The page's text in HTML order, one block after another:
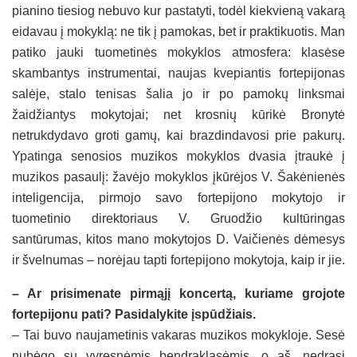
pianino tiesiog nebuvo kur pastatyti, todėl kiekvieną vakarą
eidavau į mokyklą: ne tik į pamokas, bet ir praktikuotis. Man
patiko jauki tuometinės mokyklos atmosfera: klasėse
skambantys instrumentai, naujas kvepiantis fortepijonas
salėje, stalo tenisas šalia jo ir po pamokų linksmai
žaidžiantys mokytojai; net krosnių kūrikė Bronytė
netrukdydavo groti gamų, kai brazdindavosi prie pakurų.
Ypatinga senosios muzikos mokyklos dvasia įtraukė į
muzikos pasaulį: žavėjo mokyklos įkūrėjos V. Šakėnienės
inteligencija, pirmojo savo fortepijono mokytojo ir
tuometinio direktoriaus V. Gruodžio kultūringas
santūrumas, kitos mano mokytojos D. Vaičienės dėmesys
ir švelnumas – norėjau tapti fortepijono mokytoja, kaip ir jie.
– Ar prisimenate pirmąjį koncertą, kuriame grojote
fortepijonu pati? Pasidalykite įspūdžiais.
– Tai buvo naujametinis vakaras muzikos mokykloje. Sesė